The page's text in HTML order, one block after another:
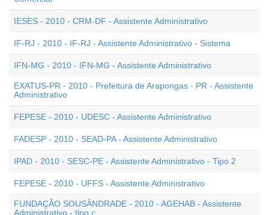
IESES - 2010 - CRM-DF - Assistente Administrativo
IF-RJ - 2010 - IF-RJ - Assistente Administrativo - Sistema
IFN-MG - 2010 - IFN-MG - Assistente Administrativo
EXATUS-PR - 2010 - Prefeitura de Arapongas - PR - Assistente
Administrativo
FEPESE - 2010 - UDESC - Assistente Administrativo
FADESP - 2010 - SEAD-PA - Assistente Administrativo
IPAD - 2010 - SESC-PE - Assistente Administrativo - Tipo 2
FEPESE - 2010 - UFFS - Assistente Administrativo
FUNDAÇÃO SOUSÂNDRADE - 2010 - AGEHAB - Assistente
Administrativo - tipo c